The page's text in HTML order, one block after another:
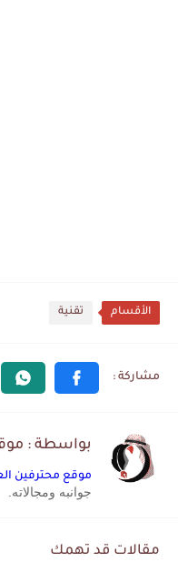
الأقسام تقنية
بواسطة :
موقع محترفين
جوانبه ومجالاته.
مقالات قد تهمك